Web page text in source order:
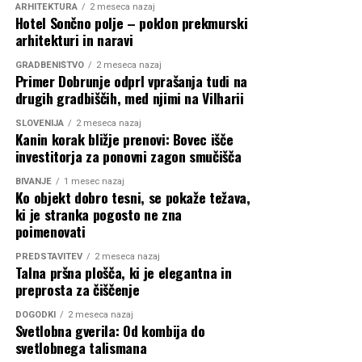
Pogled na razstavo z delom Anite Fuchs (Ghillie Suit) v
ospredju in instalacijo Uga Rondinoneja v ozadju. Foto:
Kunsthaus Graz
Razstava30% Dandelion
novembra. Sočasno si lahko obiskovalci ogledajo tudi
razstavoHybrid Pleasures. Helen Chadwick Supported by
ARHITEKTURA 2 meseca nazaj
Hotel Sončno polje – poklon prekmurski
arhitekturi in naravi
GRADBENIŠTVO 2 meseca nazaj
Primer Dobrunje odprl vprašanja tudi na
drugih gradbiščih, med njimi na Vilharii
SLOVENIJA 2 meseca nazaj
Kanin korak bližje prenovi: Bovec išče
investitorja za ponovni zagon smučišča
BIVANJE 1 mesec nazaj
Ko objekt dobro tesni, se pokaže težava,
ki je stranka pogosto ne zna
poimenovati
PREDSTAVITEV 2 meseca nazaj
Talna pršna plošča, ki je elegantna in
preprosta za čiščenje
DOGODKI 2 meseca nazaj
Svetlobna gverila: Od kombija do
svetlobnega talismana